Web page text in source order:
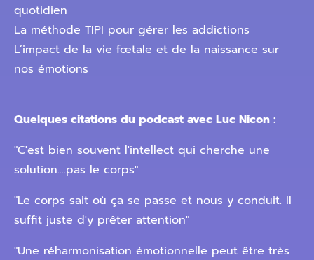
quotidien
La méthode TIPI pour gérer les addictions
L’impact de la vie fœtale et de la naissance sur
nos émotions
Quelques citations du podcast avec Luc Nicon :
"C'est bien souvent l'intellect qui cherche une
solution....pas le corps"
"Le corps sait où ça se passe et nous y conduit. Il
suffit juste d'y prêter attention"
"Une réharmonisation émotionnelle peut être très